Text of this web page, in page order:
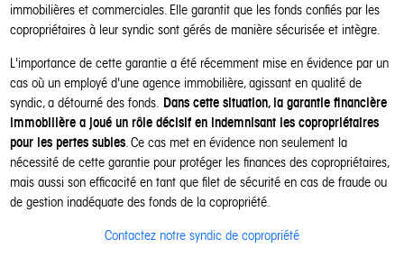
immobilières et commerciales. Elle garantit que les fonds confiés par les
copropriétaires à leur syndic sont gérés de manière sécurisée et intègre.
L'importance de cette garantie a été récemment mise en évidence par un
cas où un employé d'une agence immobilière, agissant en qualité de
syndic, a détourné des fonds. Dans cette situation, la garantie financière
immobilière a joué un rôle décisif en indemnisant les copropriétaires
pour les pertes subies. Ce cas met en évidence non seulement la
nécessité de cette garantie pour protéger les finances des copropriétaires,
mais aussi son efficacité en tant que filet de sécurité en cas de fraude ou
de gestion inadéquate des fonds de la copropriété.
Contactez notre syndic de copropriété